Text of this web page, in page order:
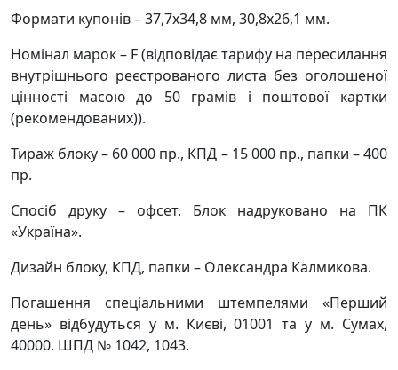
Формати купонів – 37,7х34,8 мм, 30,8х26,1 мм.
Номінал марок – F (відповідає тарифу на пересилання
внутрішнього реєстрованого листа без оголошеної
цінності масою до 50 грамів і поштової картки
(рекомендованих)).
Тираж блоку – 60 000 пр., КПД – 15 000 пр., папки – 400
пр.
Спосіб друку – офсет. Блок надруковано на ПК
«Україна».
Дизайн блоку, КПД, папки – Олександра Калмикова.
Погашення спеціальними штемпелями «Перший
день» відбудуться у м. Києві, 01001 та у м. Сумах,
40000. ШПД № 1042, 1043.